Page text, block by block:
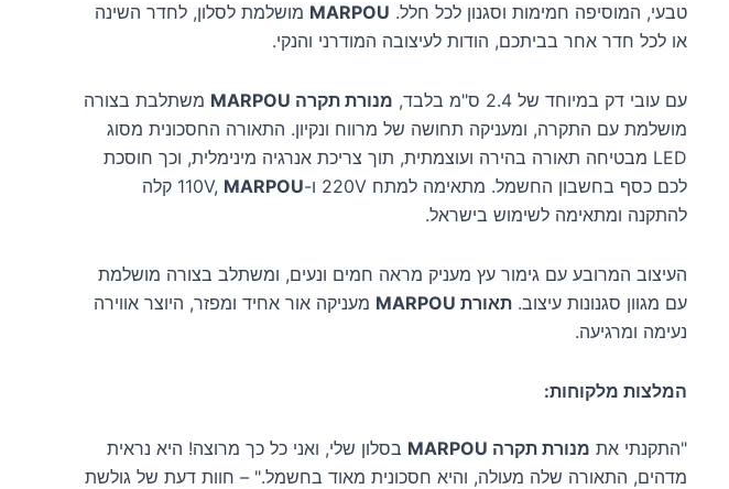
טבעי, המוסיפה חמימות וסגנון לכל חלל. MARPOU מושלמת לסלון, לחדר השינה
או לכל חדר אחר בביתכם, הודות לעיצובה המודרני והנקי.
עם עובי דק במיוחד של 2.4 ס"מ בלבד, מנורת תקרה MARPOU
משתלבת בצורה
מושלמת עם התקרה, ומעניקה תחושה של מרווח ונקיון. התאורה החסכונית מסוג
LED מבטיחה תאורה בהירה ועוצמתית, תוך צריכת אנרגיה מינימלית, וכך חוסכת
לכם כסף בחשבון החשמל. מתאימה למתח 220V ו-110V,
MARPOU
קלה
להתקנה ומתאימה לשימוש בישראל.
העיצוב המרובע עם גימור עץ מעניק מראה חמים ונעים, ומשתלב בצורה מושלמת
עם מגוון סגנונות עיצוב. תאורת MARPOU
מעניקה אור אחיד ומפזר, היוצר אווירה
נעימה ומרגיעה.
המלצות מלקוחות:
"התקנתי את מנורת תקרה MARPOU
בסלון שלי, ואני כל כך מרוצה! היא נראית
מדהים, התאורה שלה מעולה, והיא חסכונית מאוד בחשמל." – חוות דעת של גולשת